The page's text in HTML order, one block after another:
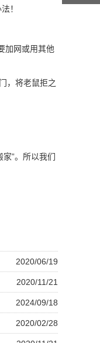
！
加网或用其他
，将老鼠拒之
”。所以我们
2020/06/19
2020/11/21
2024/09/18
2020/02/28